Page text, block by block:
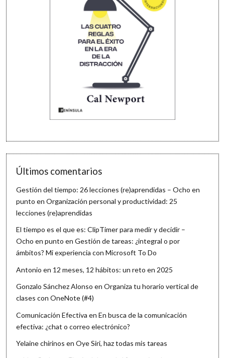
Últimos comentarios
Gestión del tiempo: 26 lecciones (re)aprendidas – Ocho en
punto enOrganización personal y productividad: 25
lecciones (re)aprendidas
El tiempo es el que es: ClipTimer para medir y decidir –
Ocho en punto enGestión de tareas: ¿integral o por
ámbitos? Mi experiencia con Microsoft To Do
Antonio en 12 meses, 12 hábitos: un reto en 2025
Gonzalo Sánchez Alonso enOrganiza tu horario vertical de
clases con OneNote (#4)
Comunicación Efectiva enEn busca de la comunicación
efectiva: ¿chat o correo electrónico?
Yelaine chirinos enOye Siri, haz todas mis tareas